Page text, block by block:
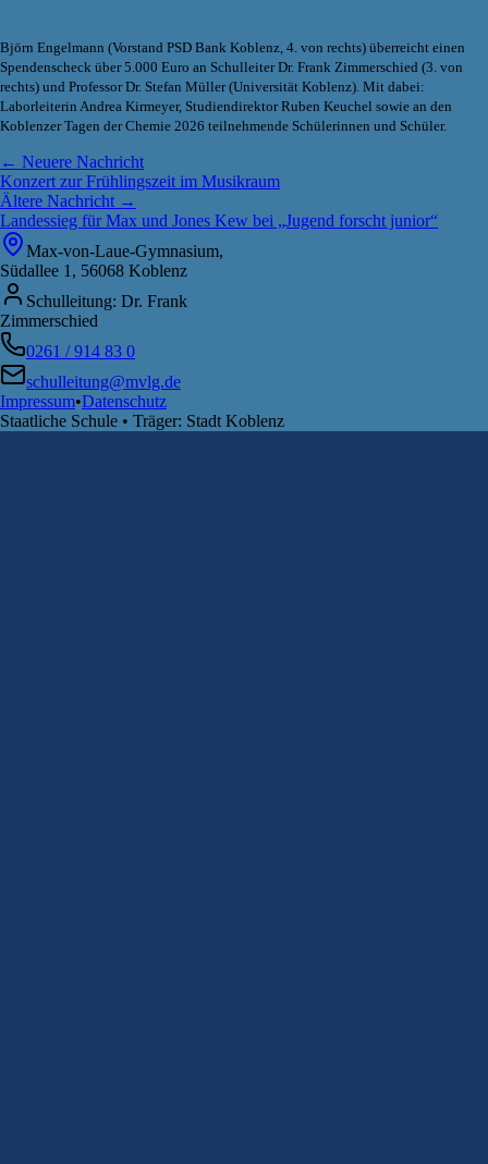
Björn Engelmann (Vorstand PSD Bank Koblenz, 4. von rechts) überreicht einen
Spendenscheck über 5.000 Euro an Schulleiter Dr. Frank Zimmerschied (3. von
rechts) und Professor Dr. Stefan Müller (Universität Koblenz). Mit dabei:
Laborleiterin Andrea Kirmeyer, Studiendirektor Ruben Keuchel sowie an den
Koblenzer Tagen der Chemie 2026 teilnehmende Schülerinnen und Schüler.
← Neuere Nachricht
Konzert zur Frühlingszeit im Musikraum
Ältere Nachricht →
Landessieg für Max und Jones Kew bei „Jugend forscht junior“
Max-von-Laue-Gymnasium,
Südallee 1, 56068 Koblenz
Schulleitung: Dr. Frank
Zimmerschied
0261 / 914 83 0
schulleitung@mvlg.de
Impressum•Datenschutz
Staatliche Schule • Träger: Stadt Koblenz